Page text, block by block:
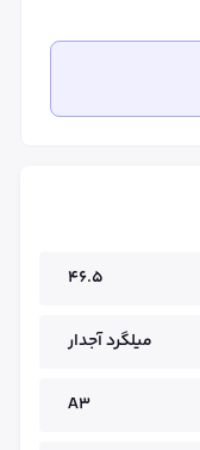
46.5
میلگرد آجدار
A3